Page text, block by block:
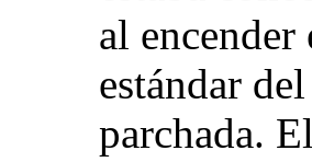
al
estándar
parchada.